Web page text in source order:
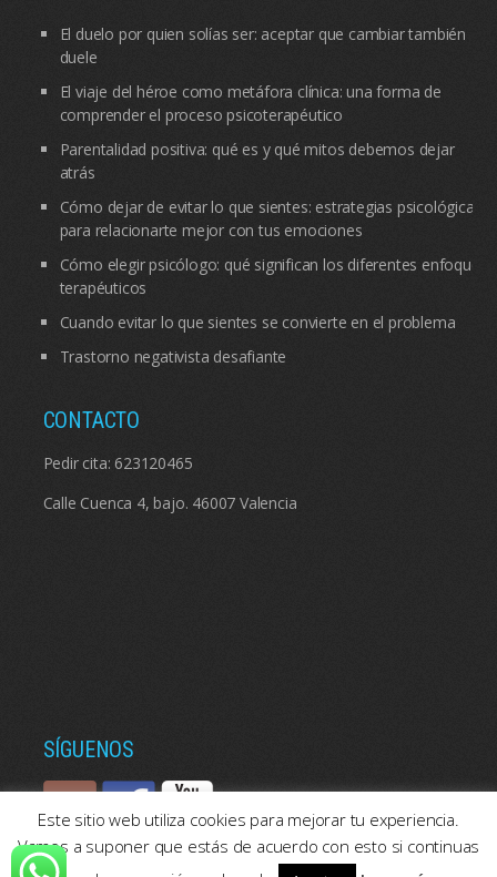
El duelo por quien solías ser: aceptar que cambiar también
duele
El viaje del héroe como metáfora clínica: una forma de
comprender el proceso psicoterapéutico
Parentalidad positiva: qué es y qué mitos debemos dejar
atrás
Cómo dejar de evitar lo que sientes: estrategias psicológicas
para relacionarte mejor con tus emociones
Cómo elegir psicólogo: qué significan los diferentes enfoques
terapéuticos
Cuando evitar lo que sientes se convierte en el problema
Trastorno negativista desafiante
CONTACTO
Pedir cita: 623120465
Calle Cuenca 4, bajo. 46007 Valencia
SÍGUENOS
Este sitio web utiliza cookies para mejorar tu experiencia.
Vamos a suponer que estás de acuerdo con esto si continuas